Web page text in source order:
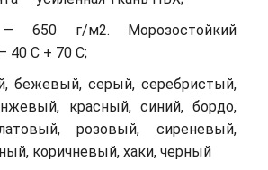
— 650 г/м2. Морозостойкий
40 С + 70 С;
бежевый, серый, серебристый,
красный, синий, бордо,
розовый, сиреневый,
коричневый, хаки, черный